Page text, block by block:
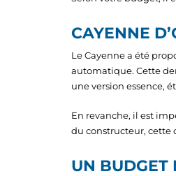
CAYENNE
Le Cayenne a été
automatique. Cette
une version essence,
En revanche, il est
du constructeur, cette
UN BUDGET